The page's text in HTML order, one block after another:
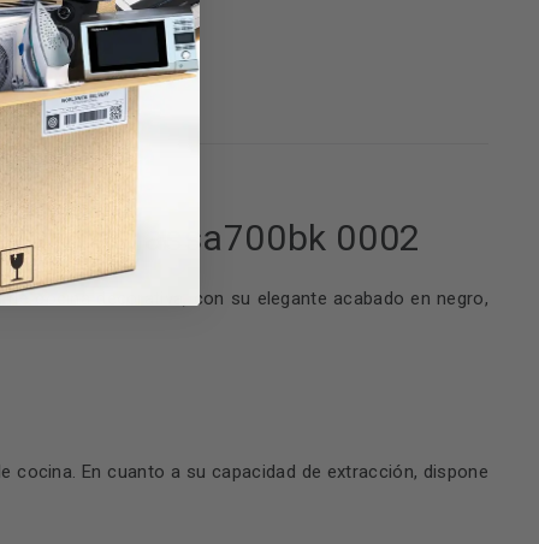
cocina decorativa, con su elegante acabado en negro,
cocina. En cuanto a su capacidad de extracción, dispone